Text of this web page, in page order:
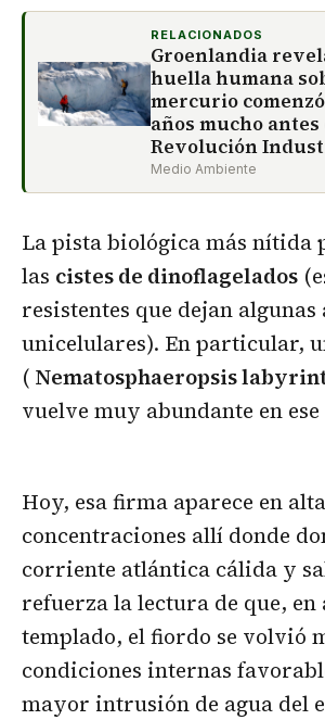
RELACIONADOS
Groenlandia
huella humana
mercurio comenzó
años mucho antes
Revolución
Medio Ambiente
La pista biológica más nítida
las cistes de dinoflagelados
resistentes que dejan algunas
unicelulares). En particular,
( Nematosphaeropsis
vuelve muy abundante en
Hoy, esa firma aparece en
concentraciones allí donde
corriente atlántica cálida y
refuerza la lectura de que, en
templado, el fiordo se volvió
condiciones internas
mayor intrusión de agua del